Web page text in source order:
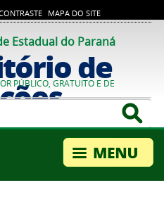
MAPA DO SITE
Estadual do Paraná
de
PÚBLICO, GRATUITO E DE